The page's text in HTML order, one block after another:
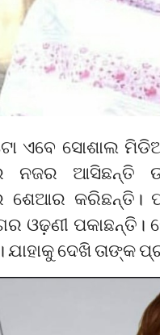
ଏବେ ସୋଶାଲ
ନଜର ଆସିଛନ୍ତି
ଶେଆର କରିଛନ୍ତି।
ଓଢ଼ଣୀ ପକାଛନ୍ତି।
ଦେଖି ତାଙ୍କ